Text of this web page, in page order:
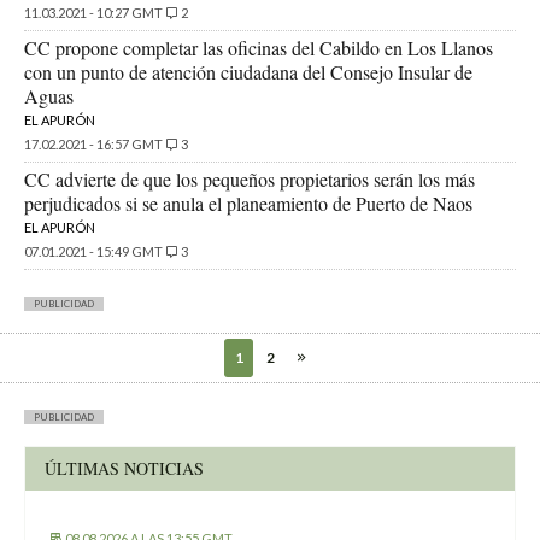
11.03.2021 - 10:27 GMT 2
CC propone completar las oficinas del Cabildo en Los Llanos
con un punto de atención ciudadana del Consejo Insular de
Aguas
EL APURÓN
17.02.2021 - 16:57 GMT
3
CC advierte de que los pequeños propietarios serán los más
perjudicados si se anula el planeamiento de Puerto de Naos
EL APURÓN
07.01.2021 - 15:49 GMT
3
PUBLICIDAD
1 2
PUBLICIDAD
ÚLTIMAS NOTICIAS